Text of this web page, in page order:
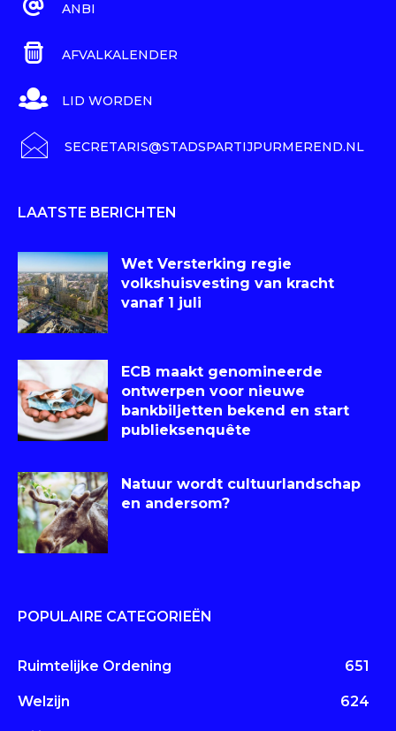
ANBI
AFVALKALENDER
LID WORDEN
SECRETARIS@STADSPARTIJPURMEREND.NL
LAATSTE BERICHTEN
Wet Versterking regie
volkshuisvesting van kracht
vanaf 1 juli
ECB maakt genomineerde
ontwerpen voor nieuwe
bankbiljetten bekend en start
publieksenquête
Natuur wordt cultuurlandschap
en andersom?
POPULAIRE CATEGORIEËN
Ruimtelijke Ordening 651
Welzijn 624